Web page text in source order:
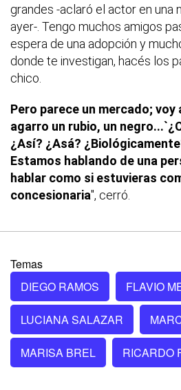
grandes -aclaró el actor en una
ayer-. Tengo muchos amigos
espera de una adopción y
donde te investigan, hacés los
chico.
Pero parece un mercado; voy
agarro un rubio, un
¿Así? ¿Asá?
Estamos hablando de una
hablar como si estuvieras
concesionaria", cerró.
Temas
DIEGO RAMOS
FLAVIO
LUCIANA SALAZAR
MARISA BREL RICARDO